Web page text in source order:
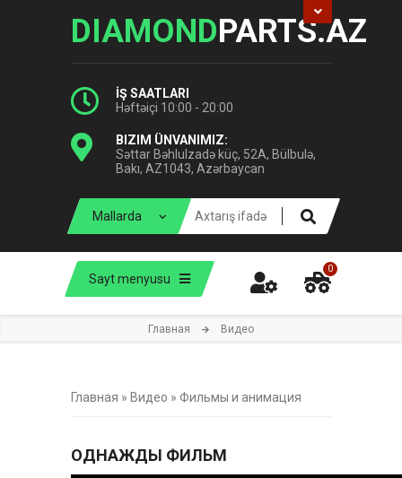
DIAMONDPARTS.AZ
İŞ SAATLARI
Həftəiçi 10:00 - 20:00
BIZIM ÜNVANIMIZ:
Səttar Bəhlulzadə küç, 52A, Bülbulə,
Bakı, AZ1043, Azərbaycan
Sayt menyusu
0
Главная Видео
Главная » Видео » Фильмы и анимация
ОДНАЖДЫ ФИЛЬМ